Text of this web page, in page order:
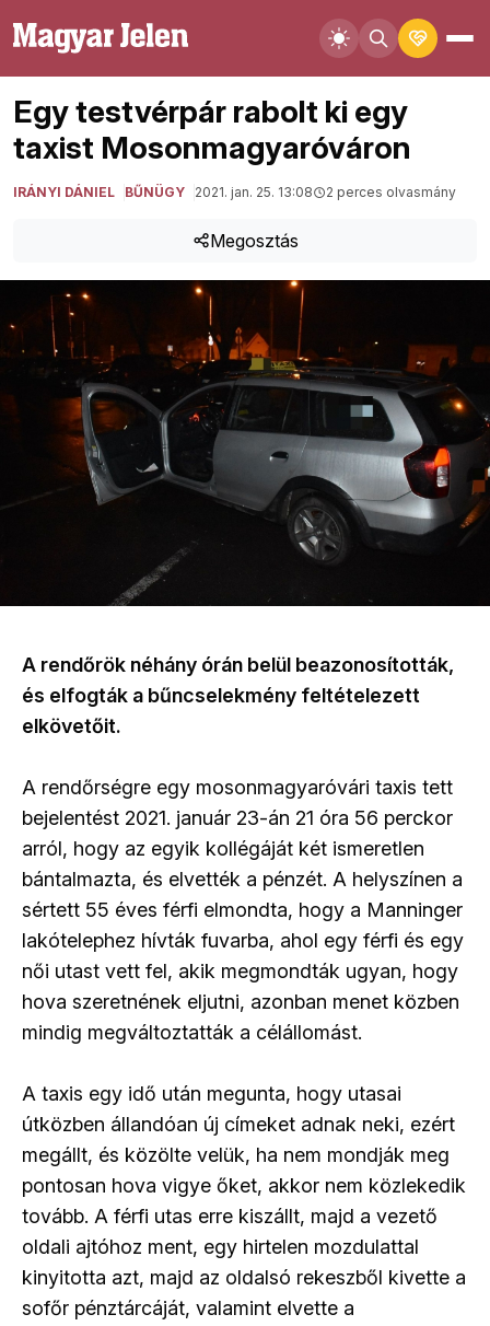
Egy testvérpár rabolt ki egy
taxist Mosonmagyaróváron
IRÁNYI DÁNIEL BŰNÜGY 2021. jan. 25. 13:08 2 perces olvasmány
Megosztás
A rendőrök néhány órán belül beazonosították,
és elfogták a bűncselekmény feltételezett
elkövetőit.
A rendőrségre egy mosonmagyaróvári taxis tett
bejelentést 2021. január 23-án 21 óra 56 perckor
arról, hogy az egyik kollégáját két ismeretlen
bántalmazta, és elvették a pénzét. A helyszínen a
sértett 55 éves férfi elmondta, hogy a Manninger
lakótelephez hívták fuvarba, ahol egy férfi és egy
női utast vett fel, akik megmondták ugyan, hogy
hova szeretnének eljutni, azonban menet közben
mindig megváltoztatták a célállomást.
A taxis egy idő után megunta, hogy utasai
útközben állandóan új címeket adnak neki, ezért
megállt, és közölte velük, ha nem mondják meg
pontosan hova vigye őket, akkor nem közlekedik
tovább. A férfi utas erre kiszállt, majd a vezető
oldali ajtóhoz ment, egy hirtelen mozdulattal
kinyitotta azt, majd az oldalsó rekeszből kivette a
sofőr pénztárcáját, valamint elvette a